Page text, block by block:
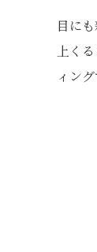
目に
上く
ィン